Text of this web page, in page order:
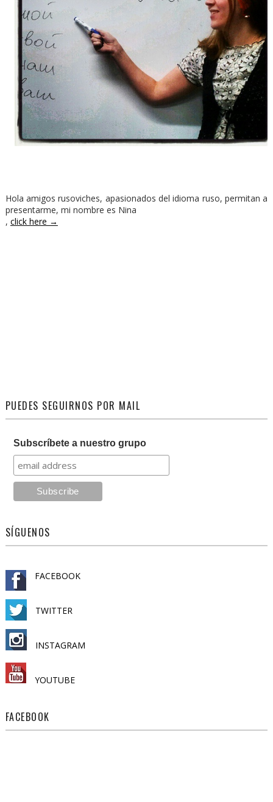
Hola amigos rusoviches, apasionados del idioma ruso, permitan a
presentarme, mi nombre es Nina
, click here →
PUEDES SEGUIRNOS POR MAIL
Subscríbete a nuestro grupo
SÍGUENOS
FACEBOOK
TWITTER
INSTAGRAM
YOUTUBE
FACEBOOK